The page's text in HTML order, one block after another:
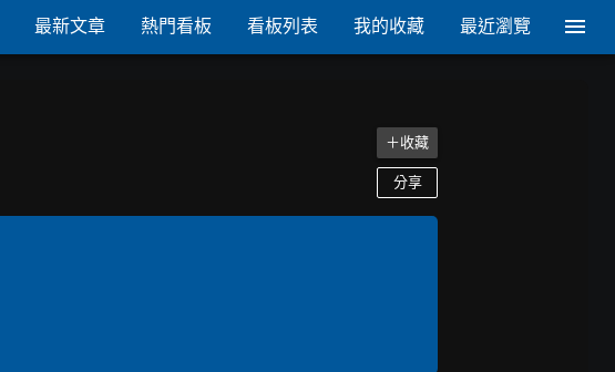
最新文章 熱門看板 看板列表 我的收藏 最近瀏覽
＋收藏
分享